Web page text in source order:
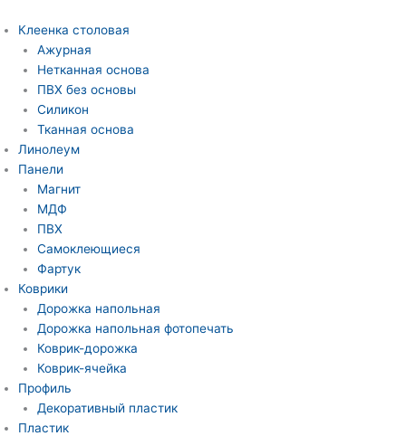
к
содержимому
Клеенка столовая
Ажурная
Нетканная основа
ПВХ без основы
Силикон
Тканная основа
Линолеум
Панели
Магнит
МДФ
ПВХ
Самоклеющиеся
Фартук
Коврики
Дорожка напольная
Дорожка напольная фотопечать
Коврик-дорожка
Коврик-ячейка
Профиль
Декоративный пластик
Пластик
товара
Дорожка
напольная
Dekomarin
ширина
80см
15
м